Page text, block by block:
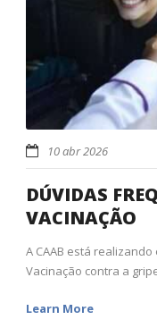
10 abr 2026
DÚVIDAS
VACINAÇÃO
A CAAB está
Vacinação contra a
Learn More